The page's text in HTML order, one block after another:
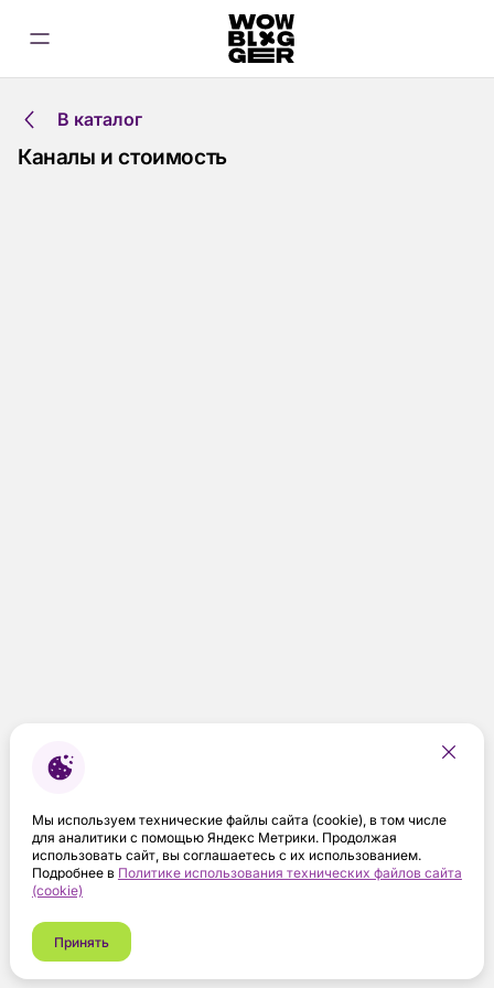
Мы используем технические файлы сайта (cookie), в том числе
для аналитики с помощью Яндекс Метрики. Продолжая
использовать сайт, вы соглашаетесь с их использованием.
Подробнее в Политике использования технических файлов сайта
(cookie)
Принять
В каталог
Каналы и стоимость